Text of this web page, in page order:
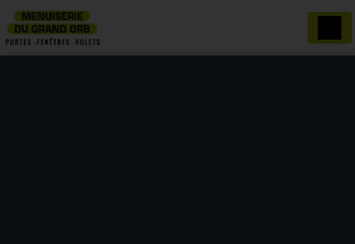
Panneau de gestion des cookies